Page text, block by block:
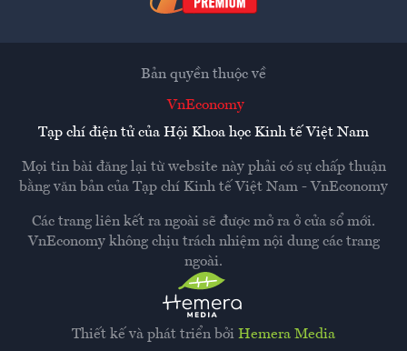
Thiết kế và phát triển bởi Hemera Media
Bản quyền thuộc về
VnEconomy
Tạp chí điện tử của Hội Khoa học Kinh tế Việt Nam
Mọi tin bài đăng lại từ website này phải có sự chấp thuận
bằng văn bản của Tạp chí Kinh tế Việt Nam - VnEconomy
Các trang liên kết ra ngoài sẽ được mở ra ở cửa sổ mới.
VnEconomy không chịu trách nhiệm nội dung các trang
ngoài.